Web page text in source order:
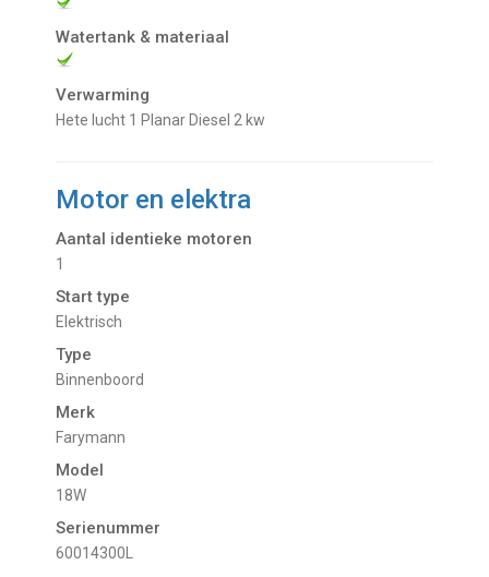
Watertank & materiaal
Verwarming
Hete lucht 1 Planar Diesel 2 kw
Motor en elektra
Aantal identieke motoren
1
Start type
Elektrisch
Type
Binnenboord
Merk
Farymann
Model
18W
Serienummer
60014300L